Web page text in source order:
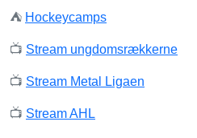
⛺️ Hockeycamps
📺 Stream ungdomsrækkerne
📺 Stream Metal Ligaen
📺 Stream AHL